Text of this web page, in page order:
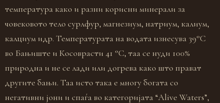
температура како и разни корисни минерали за
човековото тело сурлфур, магнезиум, натриум, калиум,
калциум идр. Температурата на водата изнесува 39°C
во Бањиште и Косоврасти 41 °C, таа се нуди 100%
природна и не се лади или догрева како што прават
другите бањи. Таа исто така е многу богата со
негативни јони и спаѓа во категоријата “Alive Waters”,